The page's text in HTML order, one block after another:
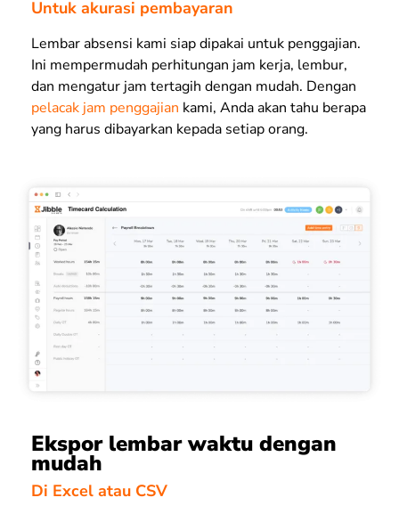
Untuk akurasi pembayaran
Lembar absensi kami siap dipakai untuk penggajian.
Ini mempermudah perhitungan jam kerja, lembur,
dan mengatur jam tertagih dengan mudah. Dengan
pelacak jam penggajian kami, Anda akan tahu berapa
yang harus dibayarkan kepada setiap orang.
Ekspor lembar waktu dengan
mudah
Di Excel atau CSV